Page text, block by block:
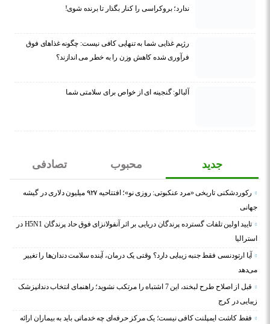
ندارد؛ بروکراسی را کنار بگذار تا برنده شوی!
رژیم غذایی شما به تنهایی کافی نیست: چگونه غذاهای فوق
فرآوری شده کاهش وزن را به خطر می اندازند؟
آلبالو: گنجینه ای از خواص برای سلامتی شما
جدید محبوب تصادفی
رکوردشکنی تاریخی «مرد عنکبوتی: روزی نو»؛ افتتاحیه ۹۲۷ میلیون دلاری در گیشه
جهانی
تایید اولین تلفات گسترده پرندگان دریایی بر اثر آنفولانزای فوق حاد پرندگان H5N1 در
استرالیا
آیا ارتودنسی فقط جنبه زیبایی دارد؟ وقتی یک درمان، آینده سلامت دندان‌ها را تغییر
می‌دهد
قبل از اصلاح طرح لبخند، این 7 اشتباه را مرتکب نشوید؛ راهنمای انتخاب دندانپزشک
زیبایی در کرج
فقط کاشت ایمپلنت کافی نیست؛ یک مرکز حرفه‌ای چه خدماتی باید به بیماران ارائه